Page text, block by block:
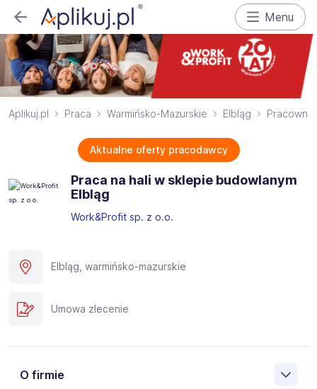
Menu
Aplikuj.pl Praca Warmińsko-Mazurskie Elbląg
Aktualne oferty pracodawcy
Praca na hali w sklepie budowlanym
Elbląg
Work&Profit sp. z o.o.
Elbląg, warmińsko-mazurskie
Umowa zlecenie
O firmie